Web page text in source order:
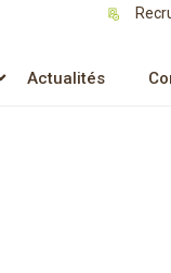
Actualités